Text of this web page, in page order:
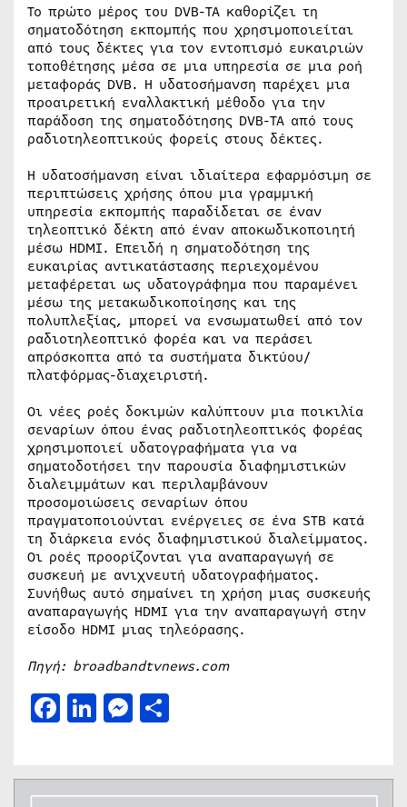
Το πρώτο μέρος του DVB-TA καθορίζει τη
σηματοδότηση εκπομπής που χρησιμοποιείται
από τους δέκτες για τον εντοπισμό ευκαιριών
τοποθέτησης μέσα σε μια υπηρεσία σε μια ροή
μεταφοράς DVB. Η υδατοσήμανση παρέχει μια
προαιρετική εναλλακτική μέθοδο για την
παράδοση της σηματοδότησης DVB-TA από τους
ραδιοτηλεοπτικούς φορείς στους δέκτες.
Η υδατοσήμανση είναι ιδιαίτερα εφαρμόσιμη σε
περιπτώσεις χρήσης όπου μια γραμμική
υπηρεσία εκπομπής παραδίδεται σε έναν
τηλεοπτικό δέκτη από έναν αποκωδικοποιητή
μέσω HDMI. Επειδή η σηματοδότηση της
ευκαιρίας αντικατάστασης περιεχομένου
μεταφέρεται ως υδατογράφημα που παραμένει
μέσω της μετακωδικοποίησης και της
πολυπλεξίας, μπορεί να ενσωματωθεί από τον
ραδιοτηλεοπτικό φορέα και να περάσει
απρόσκοπτα από τα συστήματα δικτύου/
πλατφόρμας-διαχειριστή.
Οι νέες ροές δοκιμών καλύπτουν μια ποικιλία
σεναρίων όπου ένας ραδιοτηλεοπτικός φορέας
χρησιμοποιεί υδατογραφήματα για να
σηματοδοτήσει την παρουσία διαφημιστικών
διαλειμμάτων και περιλαμβάνουν
προσομοιώσεις σεναρίων όπου
πραγματοποιούνται ενέργειες σε ένα STB κατά
τη διάρκεια ενός διαφημιστικού διαλείμματος.
Οι ροές προορίζονται για αναπαραγωγή σε
συσκευή με ανιχνευτή υδατογραφήματος.
Συνήθως αυτό σημαίνει τη χρήση μιας συσκευής
αναπαραγωγής HDMI για την αναπαραγωγή στην
είσοδο HDMI μιας τηλεόρασης.
Πηγή: broadbandtvnews.com
Facebook
LinkedIn
Messenger